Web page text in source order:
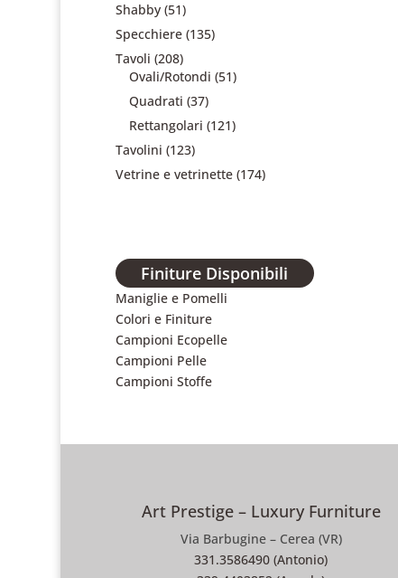
Shabby (51)
Specchiere (135)
Tavoli (208)
Ovali/Rotondi (51)
Quadrati (37)
Rettangolari (121)
Tavolini (123)
Vetrine e vetrinette (174)
Finiture Disponibili
Maniglie e Pomelli
Colori e Finiture
Campioni Ecopelle
Campioni Pelle
Campioni Stoffe
Art Prestige – Luxury Furniture
Via Barbugine – Cerea (VR)
331.3586490 (Antonio)